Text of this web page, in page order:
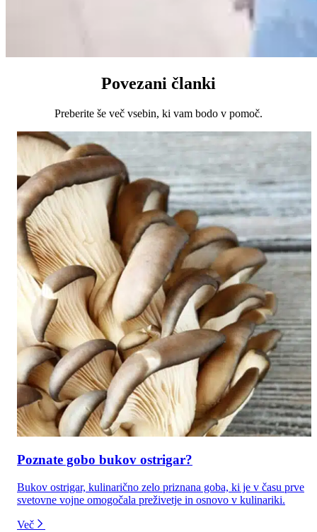
Povezani članki
Preberite še več vsebin, ki vam bodo v pomoč.
Poznate gobo bukov ostrigar?
Bukov ostrigar, kulinarično zelo priznana goba, ki je v času prve
svetovne vojne omogočala preživetje in osnovo v kulinariki.
Več